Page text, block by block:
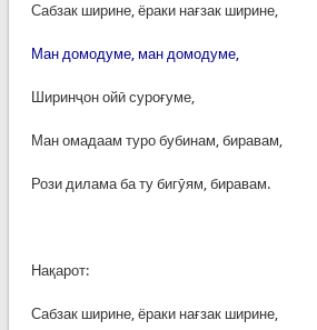
Сабзак ширине, ёраки нағзак ширине,
Ман домодуме, ман домодуме,
Ширинҷон ойӣ суроғуме,
Ман омадаам туро бубинам, биравам,
Рози дилама ба ту бигӯям, биравам.
Нақарот:
Сабзак ширине, ёраки нағзак ширине,